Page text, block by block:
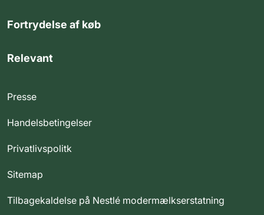
Fortrydelse af køb
Relevant
Presse
Handelsbetingelser
Privatlivspolitk
Sitemap
Tilbagekaldelse på Nestlé modermælkserstatning